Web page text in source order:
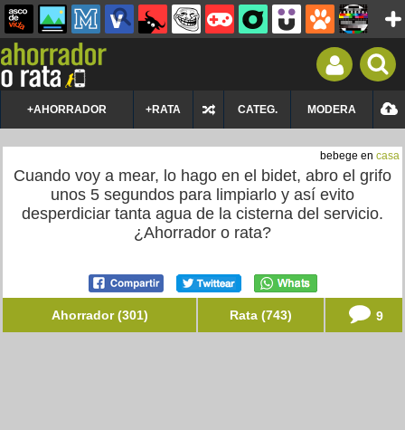
+AHORRADOR +RATA CATEG. MODERA
bebege en casa
Cuando voy a mear, lo hago en el bidet, abro el grifo
unos 5 segundos para limpiarlo y así evito
desperdiciar tanta agua de la cisterna del servicio.
¿Ahorrador o rata?
Ahorrador (301) Rata (743) 9